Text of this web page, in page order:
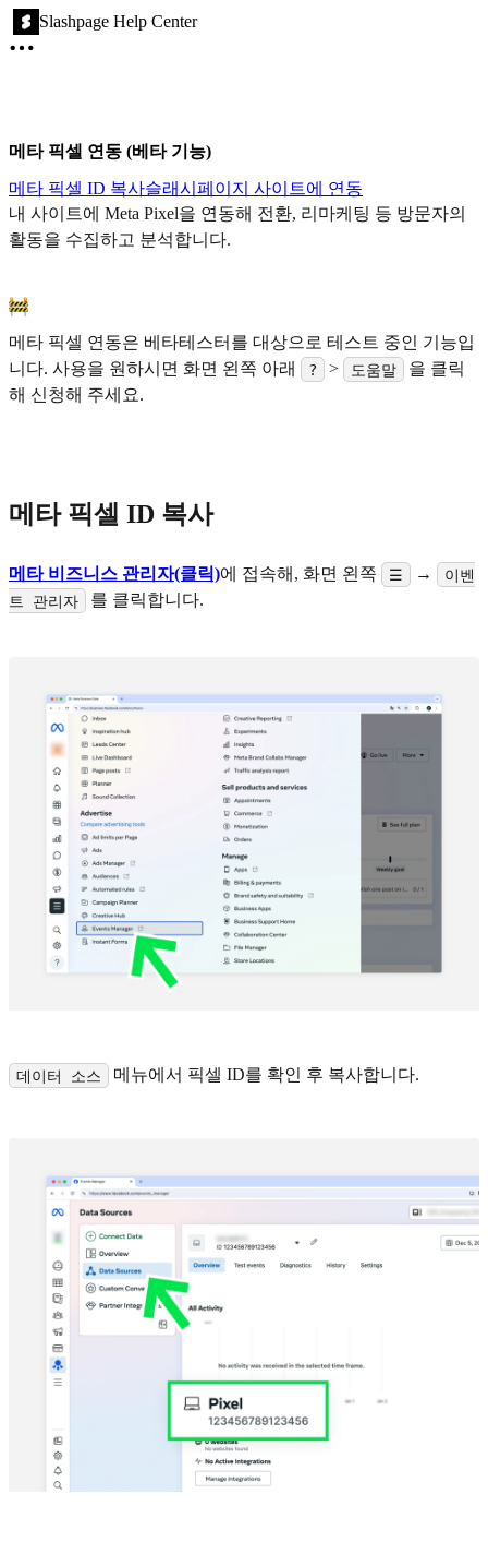
Slashpage Help Center
메타 픽셀 연동 (베타 기능)
메타 픽셀 ID 복사슬래시페이지 사이트에 연동
내 사이트에 Meta Pixel을 연동해 전환, 리마케팅 등 방문자의
활동을 수집하고 분석합니다.
메타 픽셀 연동은 베타테스터를 대상으로 테스트 중인 기능입
니다. 사용을 원하시면 화면 왼쪽 아래
? > 도움말
을 클릭
해 신청해 주세요.
메타 픽셀 ID 복사
메타 비즈니스 관리자(클릭)에 접속해, 화면 왼쪽 ☰ →
이벤
트 관리자
를 클릭합니다.
데이터 소스 메뉴에서 픽셀 ID를 확인 후 복사합니다.